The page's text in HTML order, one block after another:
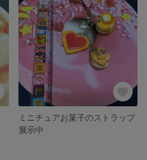
ミニチュアお菓子のストラップ
展示中